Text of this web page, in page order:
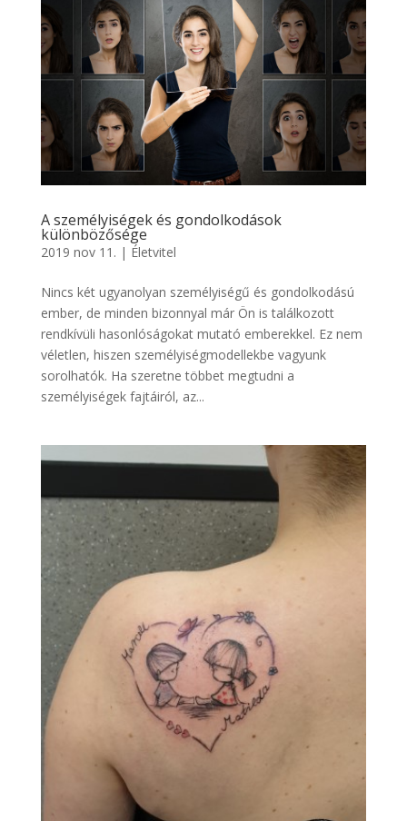
A személyiségek és gondolkodások
különbözősége
2019 nov 11. | Életvitel
Nincs két ugyanolyan személyiségű és gondolkodású
ember, de minden bizonnyal már Ön is találkozott
rendkívüli hasonlóságokat mutató emberekkel. Ez nem
véletlen, hiszen személyiségmodellekbe vagyunk
sorolhatók. Ha szeretne többet megtudni a
személyiségek fajtáiról, az...